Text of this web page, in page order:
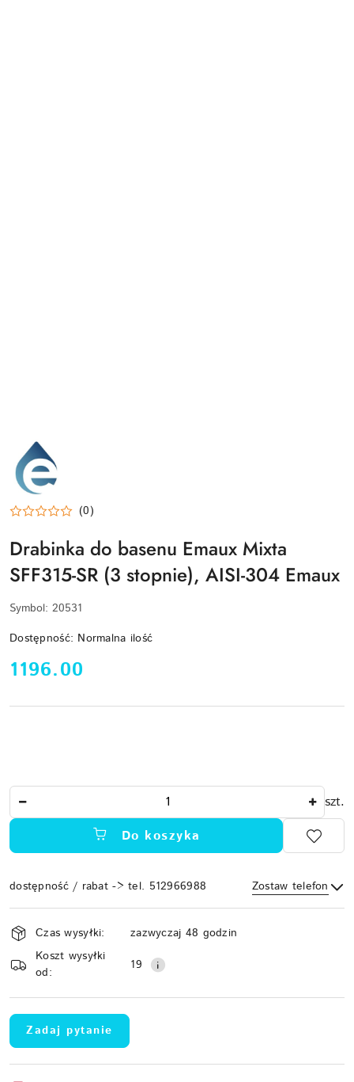
EMAUX-
LOGO
(0)
Drabinka do basenu Emaux Mixta
SFF315-SR (3 stopnie), AISI-304 Emaux
Symbol: 20531
Dostępność: Normalna ilość
cena:
1196.00
szt.
Do koszyka
dostępność / rabat -> tel. 512966988 Zostaw telefon
Wyślij
Dostępność
i
dostawa
Czas wysyłki:
zazwyczaj 48 godzin
Koszt wysyłki
od:
19
Zadaj pytanie